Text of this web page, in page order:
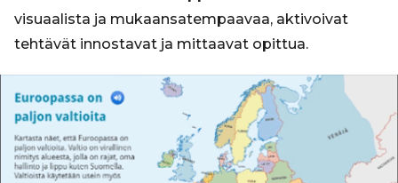
visuaalista ja mukaansatempaavaa, aktivoivat
tehtävät innostavat ja mittaavat opittua.